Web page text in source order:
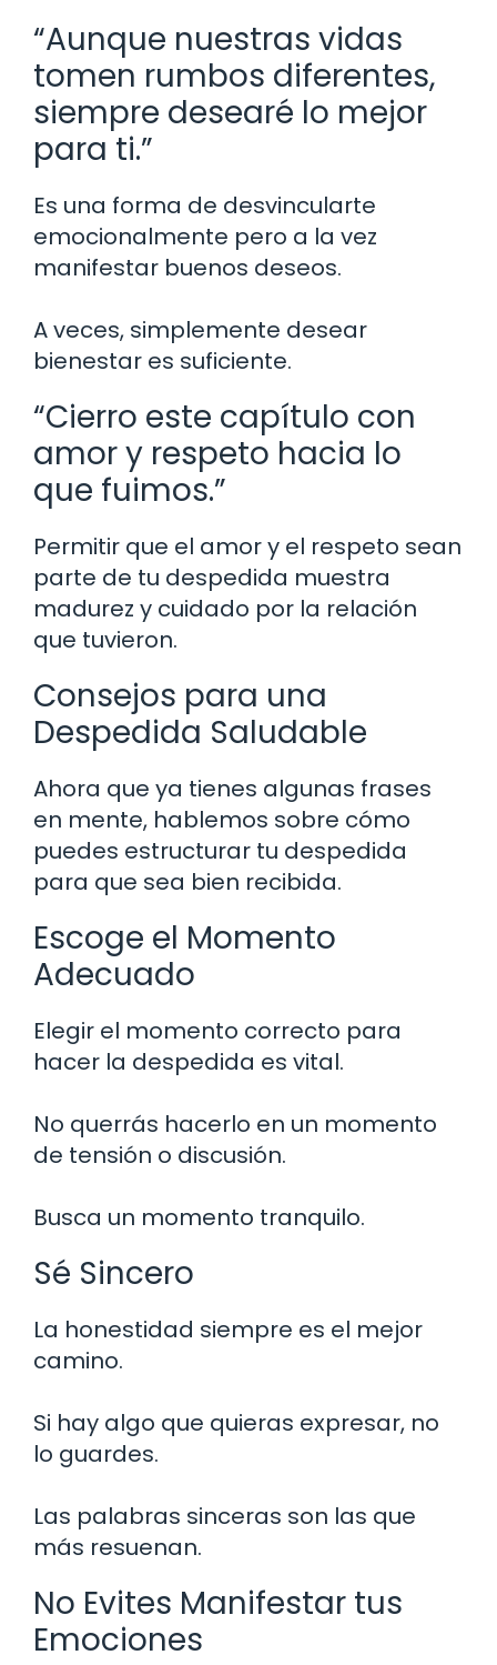
“Aunque nuestras vidas
tomen rumbos diferentes,
siempre desearé lo mejor
para ti.”
Es una forma de desvincularte
emocionalmente pero a la vez
manifestar buenos deseos.
A veces, simplemente desear
bienestar es suficiente.
“Cierro este capítulo con
amor y respeto hacia lo
que fuimos.”
Permitir que el amor y el respeto sean
parte de tu despedida muestra
madurez y cuidado por la relación
que tuvieron.
Consejos para una
Despedida Saludable
Ahora que ya tienes algunas frases
en mente, hablemos sobre cómo
puedes estructurar tu despedida
para que sea bien recibida.
Escoge el Momento
Adecuado
Elegir el momento correcto para
hacer la despedida es vital.
No querrás hacerlo en un momento
de tensión o discusión.
Busca un momento tranquilo.
Sé Sincero
La honestidad siempre es el mejor
camino.
Si hay algo que quieras expresar, no
lo guardes.
Las palabras sinceras son las que
más resuenan.
No Evites Manifestar tus
Emociones